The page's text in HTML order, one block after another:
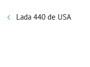
Lada 440 de USA